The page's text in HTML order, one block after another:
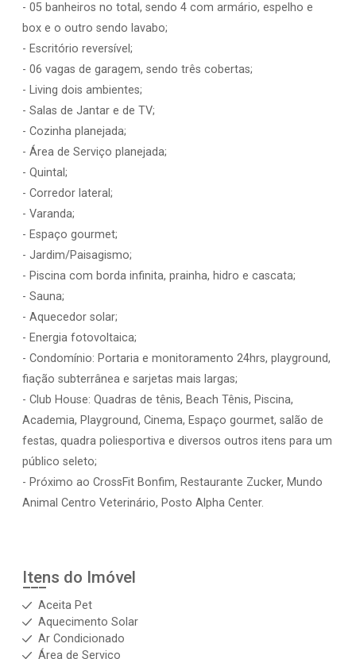
- 05 banheiros no total, sendo 4 com armário, espelho e
box e o outro sendo lavabo;
- Escritório reversível;
- 06 vagas de garagem, sendo três cobertas;
- Living dois ambientes;
- Salas de Jantar e de TV;
- Cozinha planejada;
- Área de Serviço planejada;
- Quintal;
- Corredor lateral;
- Varanda;
- Espaço gourmet;
- Jardim/Paisagismo;
- Piscina com borda infinita, prainha, hidro e cascata;
- Sauna;
- Aquecedor solar;
- Energia fotovoltaica;
- Condomínio: Portaria e monitoramento 24hrs, playground,
fiação subterrânea e sarjetas mais largas;
- Club House: Quadras de tênis, Beach Tênis, Piscina,
Academia, Playground, Cinema, Espaço gourmet, salão de
festas, quadra poliesportiva e diversos outros itens para um
público seleto;
- Próximo ao CrossFit Bonfim, Restaurante Zucker, Mundo
Animal Centro Veterinário, Posto Alpha Center.
Itens do Imóvel
Aceita Pet
Aquecimento Solar
Ar Condicionado
Área de Serviço